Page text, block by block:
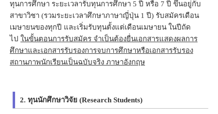
ทุนการศึกษา ระยะเวลารับทุนการศึกษา 5 ปี หรือ 7 ปี ขึ้นอยู่กับ
สาขาวิชา (รวมระยะเวลาศึกษาภาษาญี่ปุ่น 1 ปี) รับสมัครเดือน
เมษายนของทุกปี และเริ่มรับทุนตั้งแต่เดือนเมษายน ในปีถัด
ไป ในขั้นตอนการรับสมัคร จำเป็นต้องยื่นเอกสารแสดงผลการ
ศึกษาและเอกสารรับรองการจบการศึกษาหรือเอกสารรับรอง
สถานภาพนักเรียนเป็นฉบับจริง ภาษาอังกฤษ
2. ทุนนักศึกษาวิจัย (Research Students)